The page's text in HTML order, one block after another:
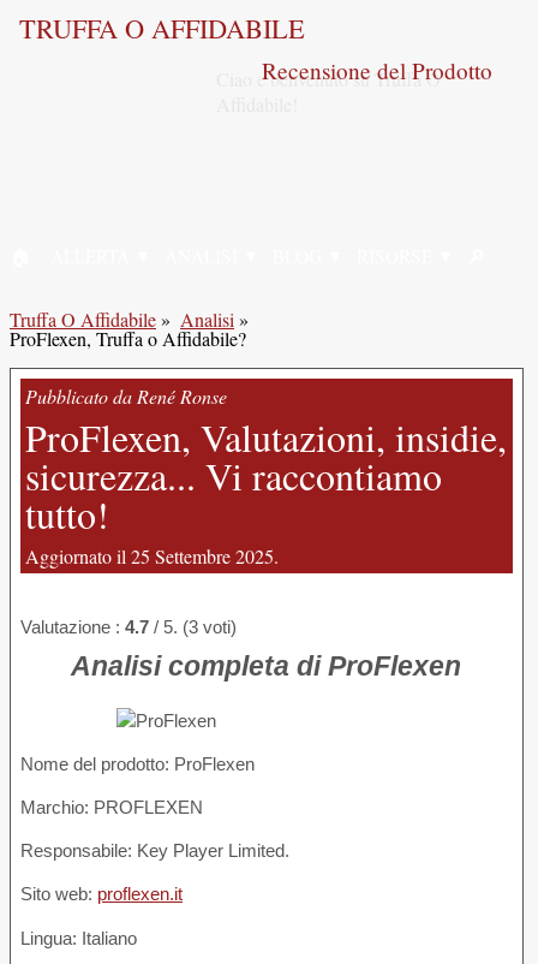
TRUFFA O AFFIDABILE
Recensione del Prodotto
Truffa O Affidabile» Analisi»
ProFlexen, Truffa o Affidabile?
Pubblicato da René Ronse
ProFlexen, Valutazioni, insidie,
sicurezza... Vi raccontiamo
tutto!
Aggiornato il 25 Settembre 2025.
Valutazione : 4.7 / 5. (3 voti)
Analisi completa di ProFlexen
Nome del prodotto: ProFlexen
Marchio: PROFLEXEN
Responsabile: Key Player Limited.
Sito web: proflexen.it
Lingua: Italiano